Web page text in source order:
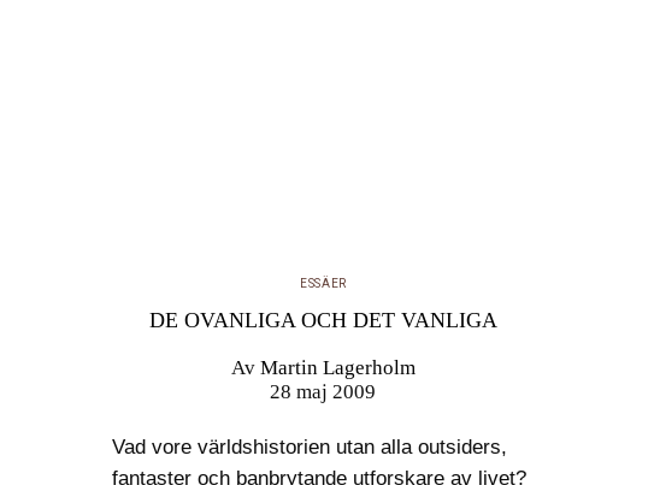
ESSÄER
DE OVANLIGA OCH DET VANLIGA
Av Martin Lagerholm
28 maj 2009
Vad vore världshistorien utan alla outsiders,
fantaster och banbrytande utforskare av livet?